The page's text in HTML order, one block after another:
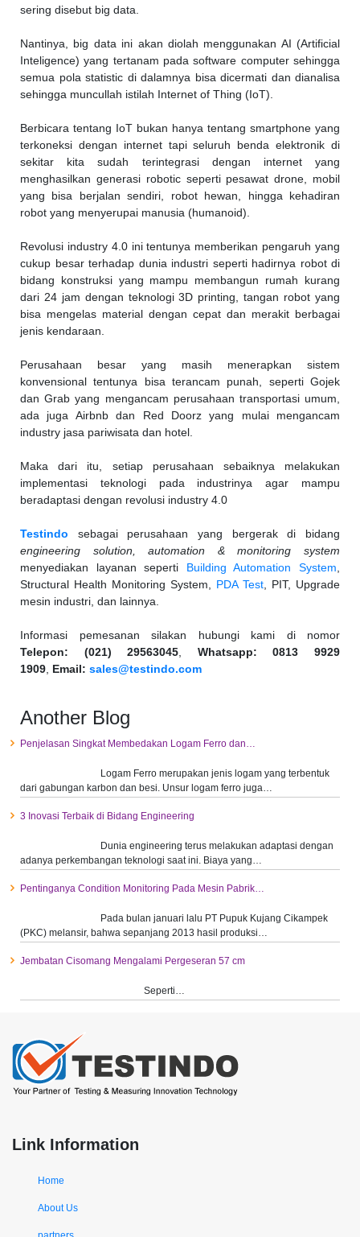
sering disebut big data.
Nantinya, big data ini akan diolah menggunakan AI (Artificial
Inteligence) yang tertanam pada software computer sehingga
semua pola statistic di dalamnya bisa dicermati dan dianalisa
sehingga muncullah istilah Internet of Thing (IoT).
Berbicara tentang IoT bukan hanya tentang smartphone yang
terkoneksi dengan internet tapi seluruh benda elektronik di
sekitar kita sudah terintegrasi dengan internet yang
menghasilkan generasi robotic seperti pesawat drone, mobil
yang bisa berjalan sendiri, robot hewan, hingga kehadiran
robot yang menyerupai manusia (humanoid).
Revolusi industry 4.0 ini tentunya memberikan pengaruh yang
cukup besar terhadap dunia industri seperti hadirnya robot di
bidang konstruksi yang mampu membangun rumah kurang
dari 24 jam dengan teknologi 3D printing, tangan robot yang
bisa mengelas material dengan cepat dan merakit berbagai
jenis kendaraan.
Perusahaan besar yang masih menerapkan sistem
konvensional tentunya bisa terancam punah, seperti Gojek
dan Grab yang mengancam perusahaan transportasi umum,
ada juga Airbnb dan Red Doorz yang mulai mengancam
industry jasa pariwisata dan hotel.
Maka dari itu, setiap perusahaan sebaiknya melakukan
implementasi teknologi pada industrinya agar mampu
beradaptasi dengan revolusi industry 4.0
Testindo sebagai perusahaan yang bergerak di bidang
engineering solution, automation & monitoring system
menyediakan layanan seperti Building Automation System
Structural Health Monitoring System, PDA Test , PIT, Upgrade
mesin industri, dan lainnya.
Informasi pemesanan silakan hubungi kami di nomor
Telepon: (021) 29563045
Whatsapp: 0813 9929
1909 Email: sales@testindo.com
Another Blog
Penjelasan Singkat Membedakan Logam Ferro dan…
Logam Ferro merupakan jenis logam yang terbentuk
dari gabungan karbon dan besi. Unsur logam ferro juga…
3 Inovasi Terbaik di Bidang Engineering
Dunia engineering terus melakukan adaptasi dengan
adanya perkembangan teknologi saat ini. Biaya yang…
Pentinganya Condition Monitoring Pada Mesin Pabrik…
Pada bulan januari lalu PT Pupuk Kujang Cikampek
(PKC) melansir, bahwa sepanjang 2013 hasil produksi…
Jembatan Cisomang Mengalami Pergeseran 57 cm
Seperti…
Link Information
Home
About Us